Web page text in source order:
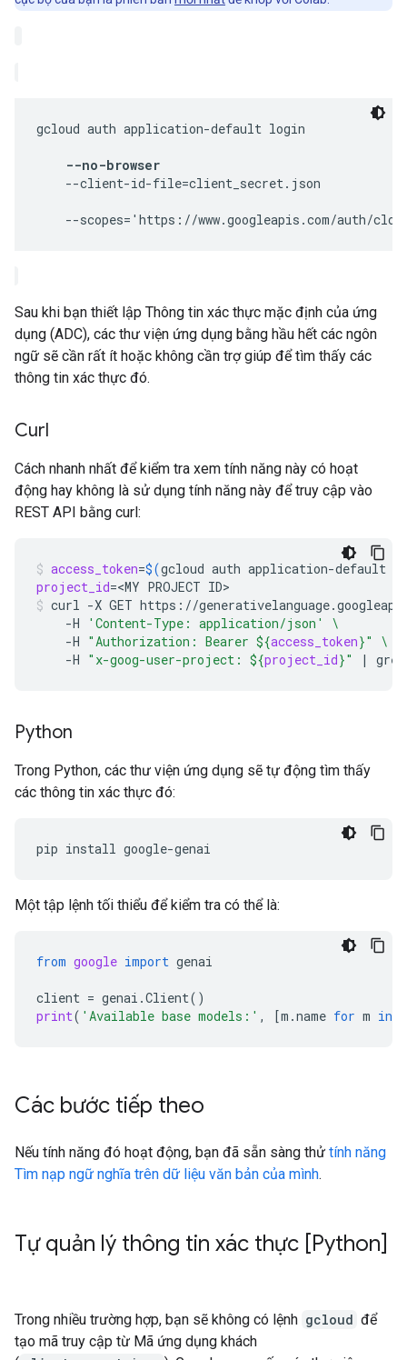
gcloud auth application-default login
--no-browser
    --client-id-file=client_secret.json
Sau khi bạn thiết lập Thông tin xác thực mặc định của ứng
dụng (ADC), các thư viện ứng dụng bằng hầu hết các ngôn
ngữ sẽ cần rất ít hoặc không cần trợ giúp để tìm thấy các
thông tin xác thực đó.
Curl
Cách nhanh nhất để kiểm tra xem tính năng này có hoạt
động hay không là sử dụng tính năng này để truy cập vào
REST API bằng curl:
access_token=$(gcloud auth application-default
project_id=<MY PROJECT ID>
curl -X GET https://
-H
'Content-Type: application/json'
\
-H "Authorization: Bearer ${access_token}"
\
-H "x-goog-user-project: ${project_id}" | grep
Python
Trong Python, các thư viện ứng dụng sẽ tự động tìm thấy
các thông tin xác thực đó:
pip install
Một tập lệnh tối thiểu để kiểm tra có thể là:
from google import genai
client = genai .Client()
print( 'Available base models:' , [m .name for m in
Các bước tiếp theo
Nếu tính năng đó hoạt động, bạn đã sẵn sàng thử tính năng
Tìm nạp ngữ nghĩa trên dữ liệu văn bản của mình.
Tự quản lý thông tin xác thực [Python]
Trong nhiều trường hợp, bạn sẽ không có lệnh gcloud để
tạo mã truy cập từ Mã ứng dụng khách